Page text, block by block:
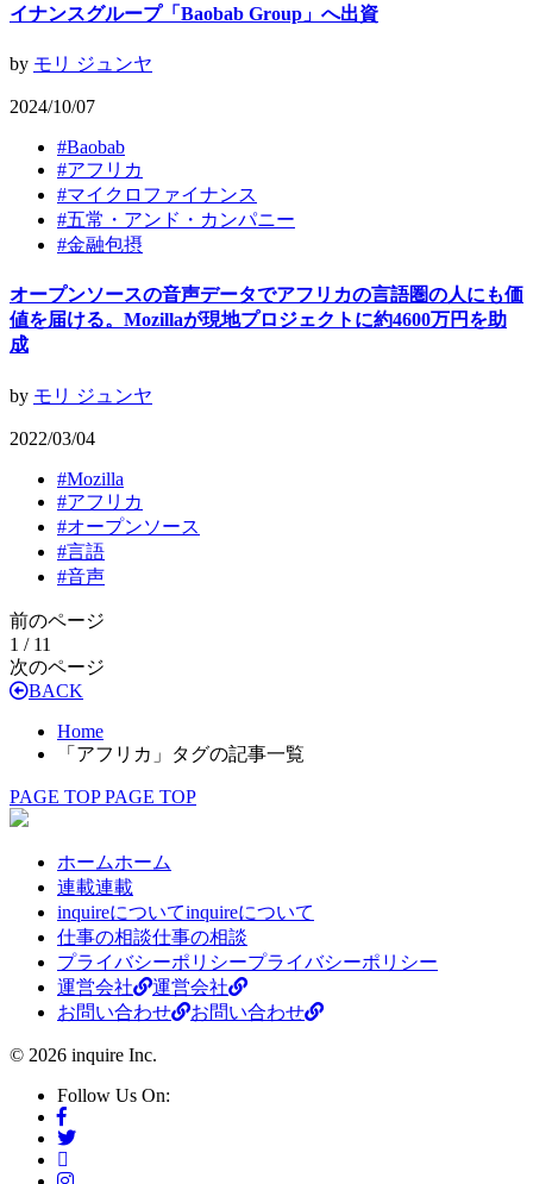
イナンスグループ「Baobab Group」へ出資
by モリ ジュンヤ
2024/10/07
#Baobab
#アフリカ
#マイクロファイナンス
#五常・アンド・カンパニー
#金融包摂
オープンソースの音声データでアフリカの言語圏の人にも価
値を届ける。Mozillaが現地プロジェクトに約4600万円を助
成
by モリ ジュンヤ
2022/03/04
#Mozilla
#アフリカ
#オープンソース
#言語
#音声
前のページ
1 / 11
次のページ
BACK
Home
「アフリカ」タグの記事一覧
PAGE TOP PAGE TOP
ホームホーム
連載連載
inquireについてinquireについて
仕事の相談仕事の相談
プライバシーポリシープライバシーポリシー
運営会社
運営会社
お問い合わせ
お問い合わせ
© 2026 inquire Inc.
Follow Us On: